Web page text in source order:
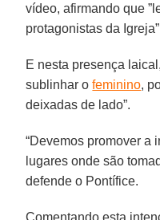
vídeo, afirmando que
protagonistas da
E nesta presença
sublinhar ofeminino,
deixadas de lado”.
“Devemos promover a
lugares onde são
defende o Pontífice.
Comentando esta